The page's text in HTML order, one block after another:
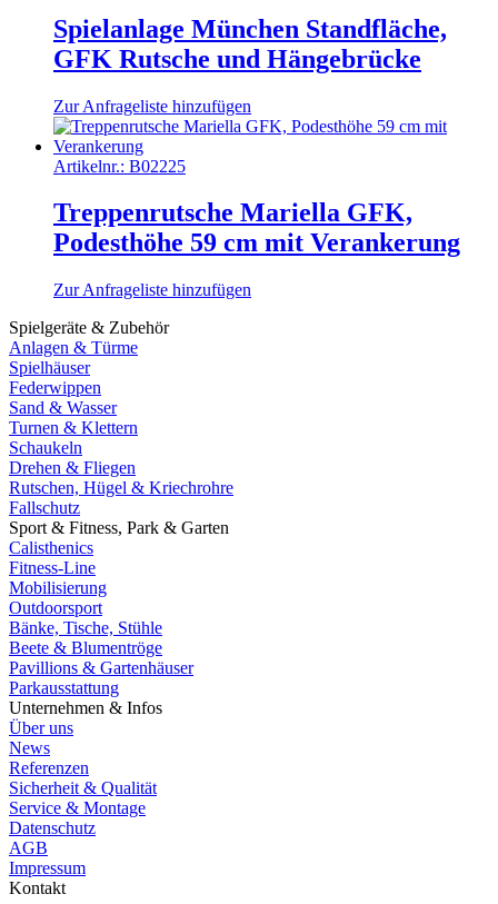
Spielanlage München Standfläche,
GFK Rutsche und Hängebrücke
Zur Anfrageliste hinzufügen
Artikelnr.: B02225
Treppenrutsche Mariella GFK,
Podesthöhe 59 cm mit Verankerung
Zur Anfrageliste hinzufügen
Spielgeräte & Zubehör
Anlagen & Türme
Spielhäuser
Federwippen
Sand & Wasser
Turnen & Klettern
Schaukeln
Drehen & Fliegen
Rutschen, Hügel & Kriechrohre
Fallschutz
Sport & Fitness, Park & Garten
Calisthenics
Fitness-Line
Mobilisierung
Outdoorsport
Bänke, Tische, Stühle
Beete & Blumentröge
Pavillions & Gartenhäuser
Parkausstattung
Unternehmen & Infos
Über uns
News
Referenzen
Sicherheit & Qualität
Service & Montage
Datenschutz
AGB
Impressum
Kontakt